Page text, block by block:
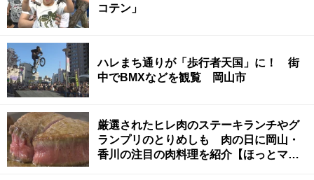
コテン」
ハレまち通りが「歩行者天国」に！ 街
中でBMXなどを観覧 岡山市
厳選されたヒレ肉のステーキランチやグ
ランプリのとりめしも 肉の日に岡山・
香川の注目の肉料理を紹介【ほっとマル